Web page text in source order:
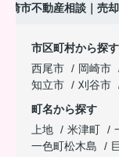
崎市不動産相談｜売
市区町村から探す
西尾市
岡崎市
知立市
刈谷市
町名から探す
上地
米津町
一色町松木島